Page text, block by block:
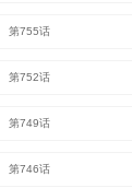
第755话
第752话
第749话
第746话